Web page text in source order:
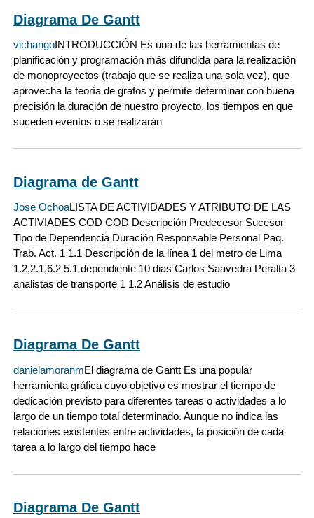
Diagrama De Gantt
vichangoINTRODUCCIÓN Es una de las herramientas de
planificación y programación más difundida para la realización
de monoproyectos (trabajo que se realiza una sola vez), que
aprovecha la teoría de grafos y permite determinar con buena
precisión la duración de nuestro proyecto, los tiempos en que
suceden eventos o se realizarán
Diagrama de Gantt
Jose OchoaLISTA DE ACTIVIDADES Y ATRIBUTO DE LAS
ACTIVIADES COD COD Descripción Predecesor Sucesor
Tipo de Dependencia Duración Responsable Personal Paq.
Trab. Act. 1 1.1 Descripción de la línea 1 del metro de Lima
1.2,2.1,6.2 5.1 dependiente 10 dias Carlos Saavedra Peralta 3
analistas de transporte 1 1.2 Análisis de estudio
Diagrama De Gantt
danielamoranmEl diagrama de Gantt Es una popular
herramienta gráfica cuyo objetivo es mostrar el tiempo de
dedicación previsto para diferentes tareas o actividades a lo
largo de un tiempo total determinado. Aunque no indica las
relaciones existentes entre actividades, la posición de cada
tarea a lo largo del tiempo hace
Diagrama De Gantt